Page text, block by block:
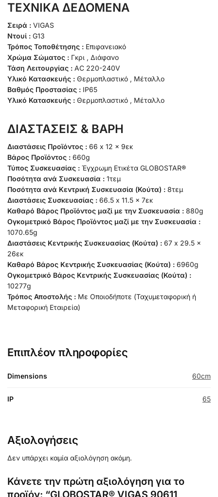
ΤΕΧΝΙΚΑ ΔΕΔΟΜΕΝΑ
Σειρά : VIGAS
Ντουί : G13
Τρόπος Τοποθέτησης : Επιφανειακό
Χρώμα Σώματος : Γκρι , Διάφανο
Τάση Λειτουργίας : AC 220-240V
Υλικό Κατασκευής : Θερμοπλαστικό , Μέταλλο
Βαθμός Προστασίας : IP65
Υλικό Κατασκευής : Θερμοπλαστικό , Μέταλλο
ΔΙΑΣΤΑΣΕΙΣ & ΒΑΡΗ
Διαστάσεις Προϊόντος : 66 x 12 x 9εκ
Βάρος Προϊόντος : 660g
Τύπος Συσκευασίας : Έγχρωμη Ετικέτα GLOBOSTAR®
Ποσότητα ανά Συσκευασία : 1τεμ
Ποσότητα ανά Κεντρική Συσκευασία (Κούτα) : 8τεμ
Διαστάσεις Συσκευασίας : 66.5 x 11.5 x 7εκ
Καθαρό Βάρος Προϊόντος μαζί με την Συσκευασία : 880g
Ογκομετρικό Βάρος Προϊόντος μαζί με την Συσκευασία :
1070.65g
Διαστάσεις Κεντρικής Συσκευασίας (Κούτα) : 67 x 29.5 x
26εκ
Καθαρό Βάρος Κεντρικής Συσκευασίας (Κούτα) : 6960g
Ογκομετρικό Βάρος Κεντρικής Συσκευασίας (Κούτα) :
10277g
Τρόπος Αποστολής : Με Οποιοδήποτε (Ταχυμεταφορική ή
Μεταφορική Εταιρεία)
Επιπλέον πληροφορίες
Dimensions 60cm
IP 65
Αξιολογήσεις
Δεν υπάρχει καμία αξιολόγηση ακόμη.
Κάνετε την πρώτη αξιολόγηση για το
προϊόν: “GLOBOSTAR® VIGAS 90611